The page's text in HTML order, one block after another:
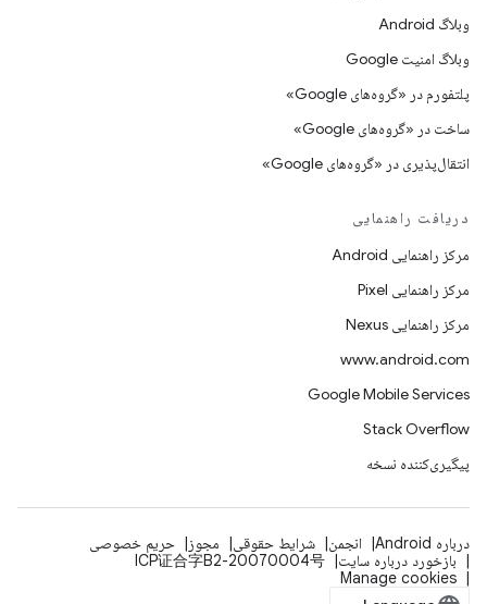
وبلاگ Android
وبلاگ امنیت Google
پلتفورم در «گروه‌های Google»
ساخت در «گروه‌های Google»
انتقال‌پذیری در «گروه‌های Google»
دریافت راهنمایی
مرکز راهنمایی Android
مرکز راهنمایی Pixel
مرکز راهنمایی Nexus
www.android.com
Google Mobile Services
Stack Overflow
پیگیری‌کننده نسخه
درباره Android انجمن شرایط حقوقی مجوز
حریم خصوصی
بازخورد درباره سایت
ICP证合字B2-20070004号
Manage cookies